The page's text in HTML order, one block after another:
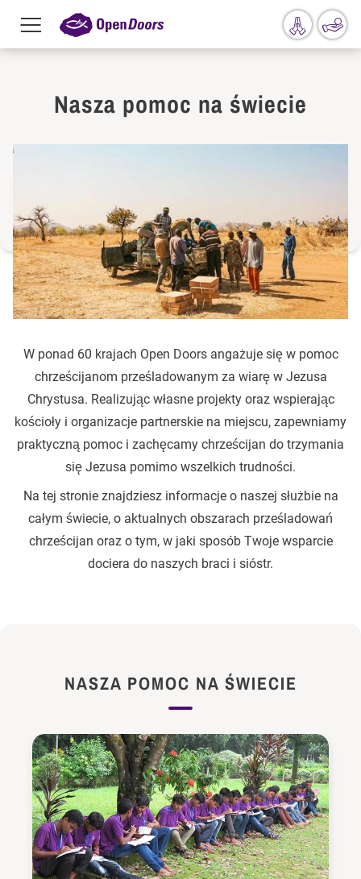
Przejdź do treści
Menu
toggle
Nasza pomoc na świecie
W ponad 60 krajach Open Doors angażuje się w pomoc
chrześcijanom prześladowanym za wiarę w Jezusa
Chrystusa. Realizując własne projekty oraz wspierając
kościoły i organizacje partnerskie na miejscu, zapewniamy
praktyczną pomoc i zachęcamy chrześcijan do trzymania
się Jezusa pomimo wszelkich trudności.
Na tej stronie znajdziesz informacje o naszej służbie na
całym świecie, o aktualnych obszarach prześladowań
chrześcijan oraz o tym, w jaki sposób Twoje wsparcie
dociera do naszych braci i sióstr.
NASZA POMOC NA ŚWIECIE